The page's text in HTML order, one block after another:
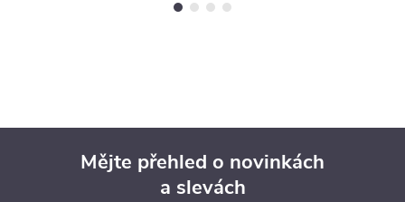
Mějte přehled o novinkách
a slevách